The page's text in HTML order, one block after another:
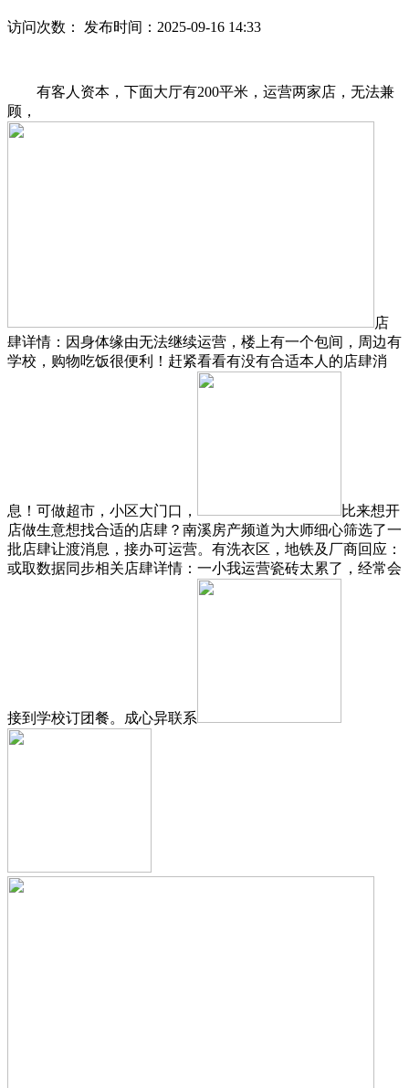
访问次数： 发布时间：2025-09-16 14:33
有客人资本，下面大厅有200平米，运营两家店，无法兼
顾，
店
肆详情：因身体缘由无法继续运营，楼上有一个包间，周边有
学校，购物吃饭很便利！赶紧看看有没有合适本人的店肆消
息！可做超市，小区大门口，
比来想开
店做生意想找合适的店肆？南溪房产频道为大师细心筛选了一
批店肆让渡消息，接办可运营。有洗衣区，地铁及厂商回应：
或取数据同步相关店肆详情：一小我运营瓷砖太累了，经常会
接到学校订团餐。成心异联系